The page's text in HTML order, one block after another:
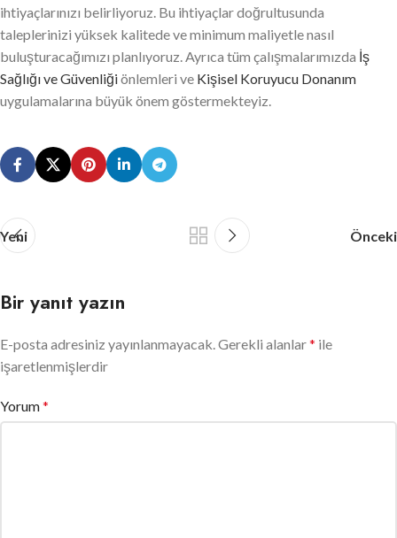
ihtiyaçlarınızı belirliyoruz. Bu ihtiyaçlar doğrultusunda
taleplerinizi yüksek kalitede ve minimum maliyetle nasıl
buluşturacağımızı planlıyoruz. Ayrıca tüm çalışmalarımızda İş
Sağlığı ve Güvenliğiönlemleri ve Kişisel Koruyucu Donanım
uygulamalarına büyük önem göstermekteyiz.
Yeni Önceki
Bir yanıt yazın
E-posta adresiniz yayınlanmayacak.Gerekli alanlar* ile
işaretlenmişlerdir
Yorum*